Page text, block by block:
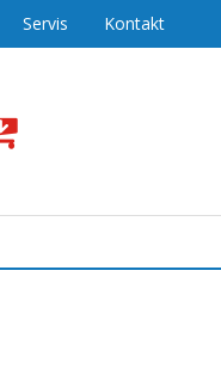
Servis Kontakt